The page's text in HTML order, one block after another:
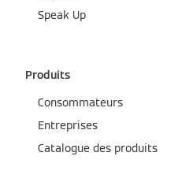
Speak Up
Produits
Consommateurs
Entreprises
Catalogue des produits